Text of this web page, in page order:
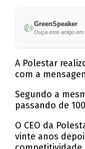
GreenSpeaker
Ouça este artigo em
A Polestar
com a
Segundo a
passando de
O CEO da
vinte anos